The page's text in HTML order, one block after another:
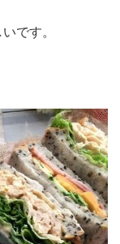
です。